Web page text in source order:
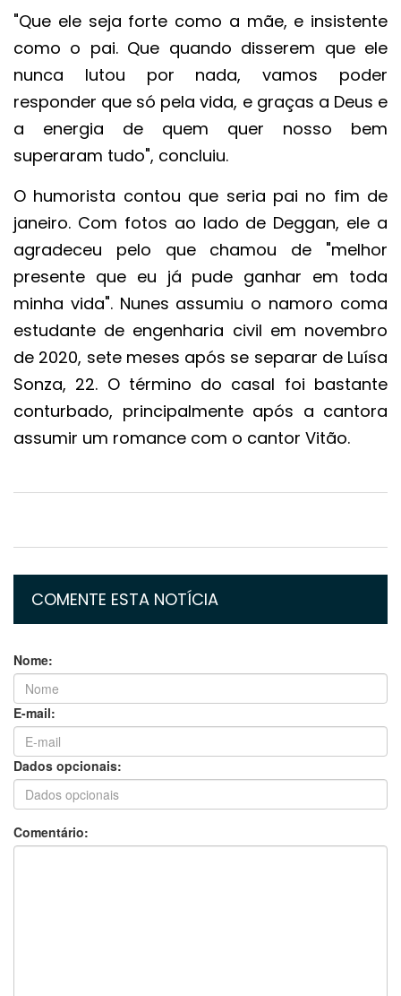
"Que ele seja forte como a mãe, e insistente
como o pai. Que quando disserem que ele
nunca lutou por nada, vamos poder
responder que só pela vida, e graças a Deus e
a energia de quem quer nosso bem
superaram tudo", concluiu.
O humorista contou que seria pai no fim de
janeiro. Com fotos ao lado de Deggan, ele a
agradeceu pelo que chamou de "melhor
presente que eu já pude ganhar em toda
minha vida". Nunes assumiu o namoro coma
estudante de engenharia civil em novembro
de 2020, sete meses após se separar de Luísa
Sonza, 22. O término do casal foi bastante
conturbado, principalmente após a cantora
assumir um romance com o cantor Vitão.
COMENTE ESTA NOTÍCIA
Nome:
E-mail:
Dados opcionais:
Comentário: